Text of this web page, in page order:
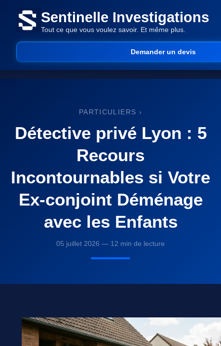
Sentinelle Investigations
Tout ce que vous voulez savoir. Et même plus.
Demander un devis
PARTICULIERS ›
Détective privé Lyon : 5
Recours
Incontournables si Votre
Ex-conjoint Déménage
avec les Enfants
05 juillet 2026 — 12 min de lecture